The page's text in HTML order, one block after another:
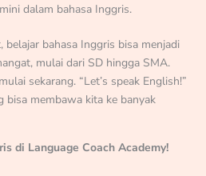
dalam bahasa Inggris.
belajar bahasa Inggris bisa menjadi
mulai dari SD hingga SMA.
sekarang. “Let’s speak English!”
bisa membawa kita ke banyak
di Language Coach Academy!